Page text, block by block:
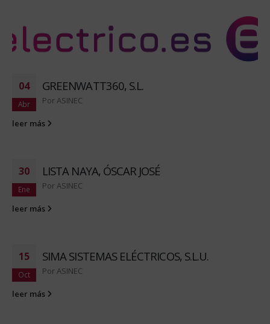
04
Abr
GREENWATT360, S.L.
Por ASINEC
leer más
30
Ene
LISTA NAYA, ÓSCAR JOSÉ
PorASINEC
leer más
15
Oct
SIMA SISTEMAS ELÉCTRICOS, S.L.U.
PorASINEC
leer más